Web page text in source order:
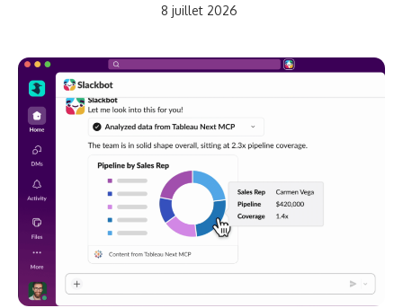
8 juillet 2026